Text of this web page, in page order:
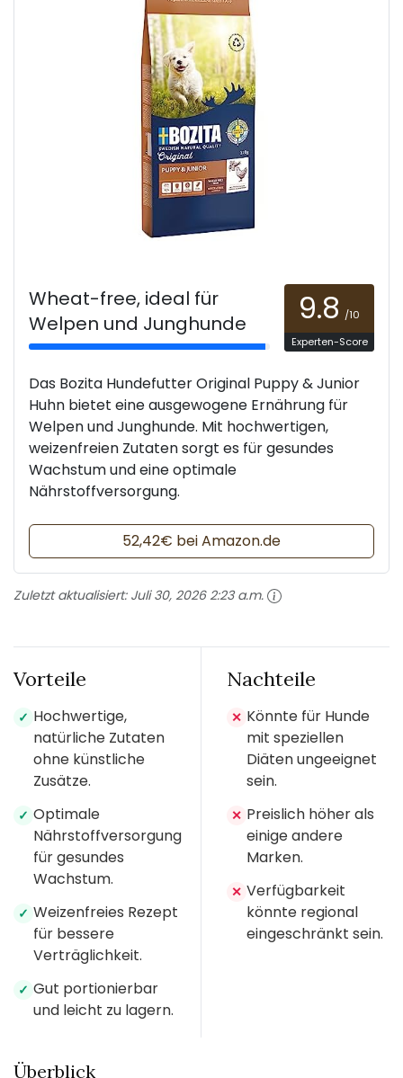
Wheat-free, ideal für
Welpen und Junghunde
9.8 /10
Experten-Score
Das Bozita Hundefutter Original Puppy & Junior
Huhn bietet eine ausgewogene Ernährung für
Welpen und Junghunde. Mit hochwertigen,
weizenfreien Zutaten sorgt es für gesundes
Wachstum und eine optimale
Nährstoffversorgung.
52,42€ bei Amazon.de
Zuletzt aktualisiert: Juli 30, 2026 2:23 a.m.
Vorteile
✓ Hochwertige,
natürliche Zutaten
ohne künstliche
Zusätze.
✓ Optimale
Nährstoffversorgung
für gesundes
Wachstum.
✓ Weizenfreies Rezept
für bessere
Verträglichkeit.
✓ Gut portionierbar
und leicht zu lagern.
Nachteile
✕ Könnte für Hunde
mit speziellen
Diäten ungeeignet
sein.
✕ Preislich höher als
einige andere
Marken.
✕ Verfügbarkeit
könnte regional
eingeschränkt sein.
Überblick